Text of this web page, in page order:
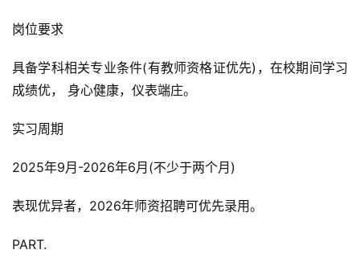
岗位要求
具备学科相关专业条件(有教师资格证优先)，在校期间学习
成绩优， 身心健康，仪表端庄。
实习周期
2025年9月-2026年6月(不少于两个月)
表现优异者，2026年师资招聘可优先录用。
PART.